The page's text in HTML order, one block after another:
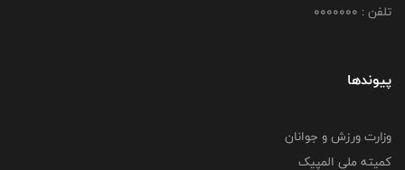
تلفن : 0000000
پیوندها
وزارت ورزش و جوانان
کمیته ملی المپیک